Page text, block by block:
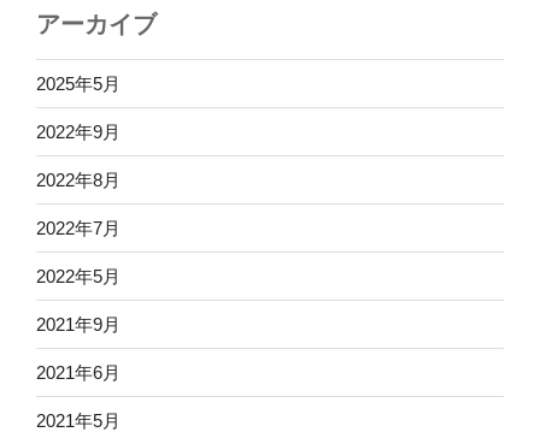
アーカイブ
2025年5月
2022年9月
2022年8月
2022年7月
2022年5月
2021年9月
2021年6月
2021年5月